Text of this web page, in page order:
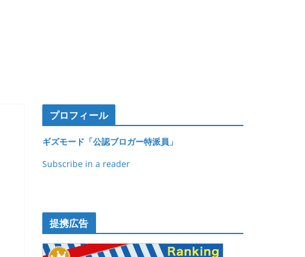
プロフィール
ギズモード「公認ブロガー特派員」
Subscribe in a reader
提携広告